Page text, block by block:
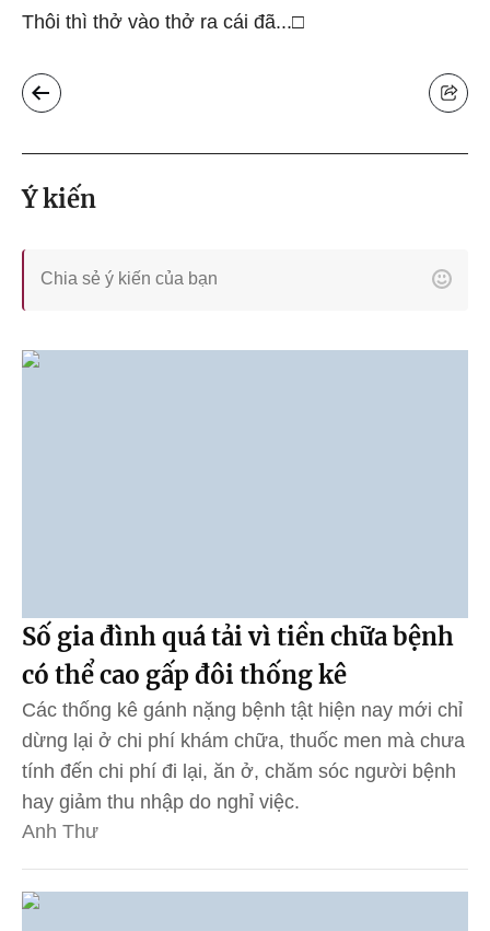
Thôi thì thở vào thở ra cái đã...□
Ý kiến
Số gia đình quá tải vì tiền chữa bệnh
có thể cao gấp đôi thống kê
Các thống kê gánh nặng bệnh tật hiện nay mới chỉ
dừng lại ở chi phí khám chữa, thuốc men mà chưa
tính đến chi phí đi lại, ăn ở, chăm sóc người bệnh
hay giảm thu nhập do nghỉ việc.
Anh Thư